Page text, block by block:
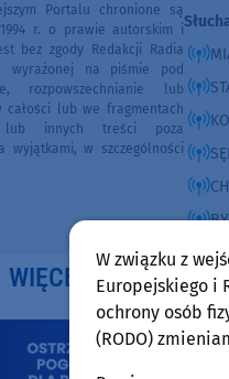
Portalu chronione są
r. o prawie autorskim i
bez zgody Redakcji Radia
wyrażonej na piśmie pod
rozpowszechnianie lub
całości lub we fragmentach
lub innych treści poza
wyjątkami, w szczególności
WIĘCEJ
Woj.
W związku z
Europejskiego i
ochrony osób
(RODO)